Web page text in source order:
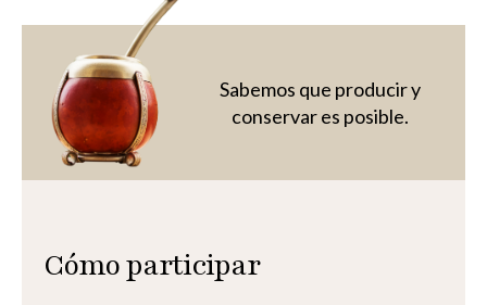
Sabemos que producir y
conservar es posible.
Cómo participar